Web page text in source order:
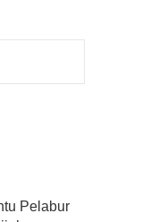
Pelabur